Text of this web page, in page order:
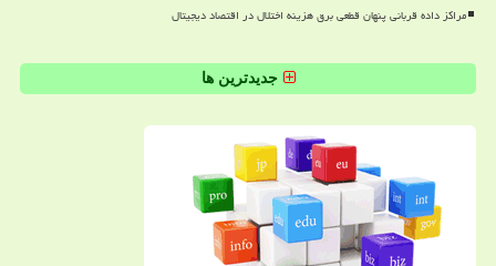
مراکز داده قربانی پنهان قطعی برق هزینه اختلال در اقتصاد دیجیتال
جدیدترین ها